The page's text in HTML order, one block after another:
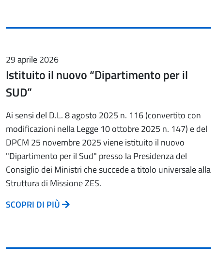
29 aprile 2026
Istituito il nuovo “Dipartimento per il
SUD”
Ai sensi del D.L. 8 agosto 2025 n. 116 (convertito con
modificazioni nella Legge 10 ottobre 2025 n. 147) e del
DPCM 25 novembre 2025 viene istituito il nuovo
"Dipartimento per il Sud" presso la Presidenza del
Consiglio dei Ministri che succede a titolo universale alla
Struttura di Missione ZES.
SCOPRI DI PIÙ